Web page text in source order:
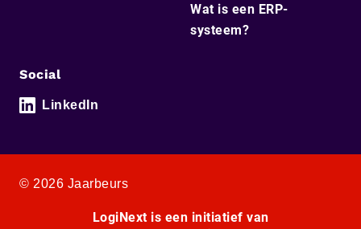
Wat is een ERP-
systeem?
Social
LinkedIn
© 2026 Jaarbeurs
LogiNext is een initiatief van